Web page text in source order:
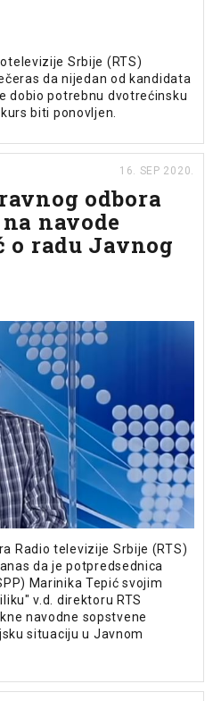
Srbije (RTS)
da nijedan od kandidata
dobio potrebnu dvotrećinsku
biti ponovljen.
16. SEP 2020.
odbora
navode
radu Javnog
Radio televizije Srbije (RTS)
da je potpredsednica
Marinika Tepić svojim
v.d. direktoru RTS
navodne sopstvene
situaciju u Javnom